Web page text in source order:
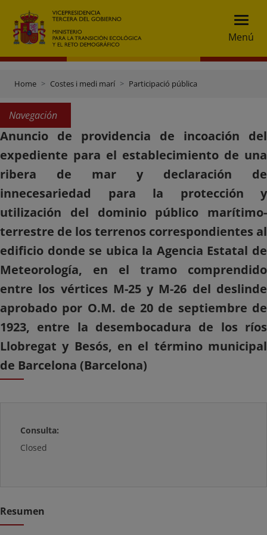
Menú
Home Costes i medi marí Participació pública
Navegación
Anuncio de providencia de incoación del
expediente para el establecimiento de una
ribera de mar y declaración de
innecesariedad para la protección y
utilización del dominio público marítimo-
terrestre de los terrenos correspondientes al
edificio donde se ubica la Agencia Estatal de
Meteorología, en el tramo comprendido
entre los vértices M-25 y M-26 del deslinde
aprobado por O.M. de 20 de septiembre de
1923, entre la desembocadura de los ríos
Llobregat y Besós, en el término municipal
de Barcelona (Barcelona)
Consulta:
Closed
Resumen